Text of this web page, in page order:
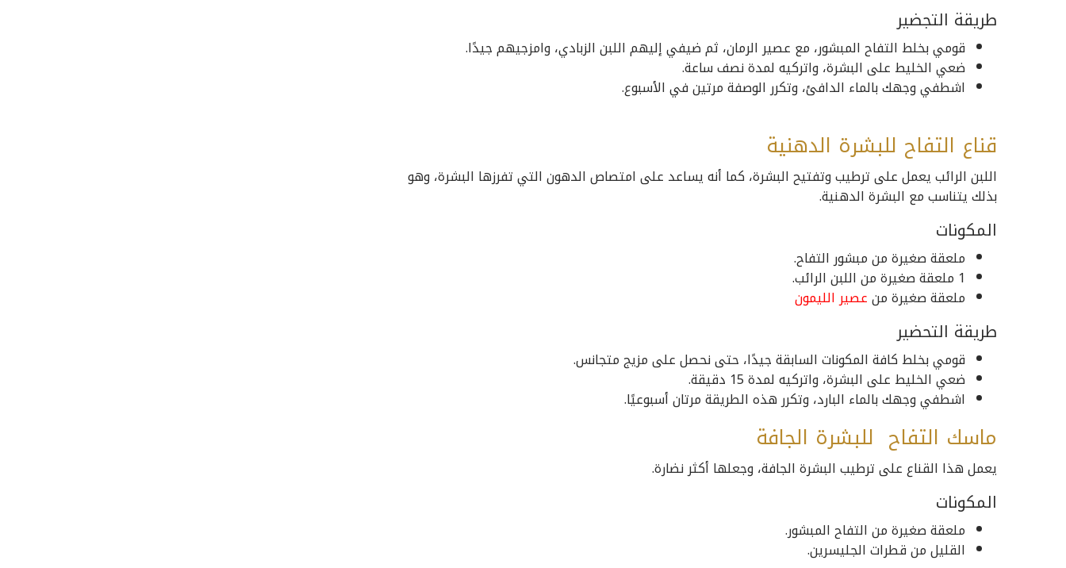
طريقة التجضير
قومي بخلط التفاح المبشور، مع عصير الرمان، ثم ضيفي إليهم اللبن الزبادي، وامزجيهم جيدًا.
ضعي الخليط على البشرة، واتركيه لمدة نصف ساعة.
اشطفي وجهك بالماء الدافئ، وتكرر الوصفة مرتين في الأسبوع.
قناع التفاح للبشرة الدهنية
اللبن الرائب يعمل على ترطيب وتفتيح البشرة، كما أنه يساعد على امتصاص الدهون التي تفرزها البشرة، وهو
بذلك يتناسب مع البشرة الدهنية.
المكونات
ملعقة صغيرة من مبشور التفاح.
1 ملعقة صغيرة من اللبن الرائب.
ملعقة صغيرة منعصير الليمون
طريقة التحضير
قومي بخلط كافة المكونات السابقة جيدًا، حتى نحصل على مزيج متجانس.
ضعي الخليط على البشرة، واتركيه لمدة 15 دقيقة.
اشطفي وجهك بالماء البارد، وتكرر هذه الطريقة مرتان أسبوعيًا.
ماسك التفاح للبشرة الجافة
يعمل هذا القناع على ترطيب البشرة الجافة، وجعلها أكثر نضارة.
المكونات
ملعقة صغيرة من التفاح المبشور.
القليل من قطرات الجليسرين.